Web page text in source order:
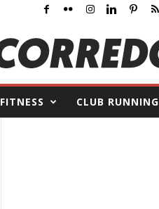
FITNESS CLUB RUNNING